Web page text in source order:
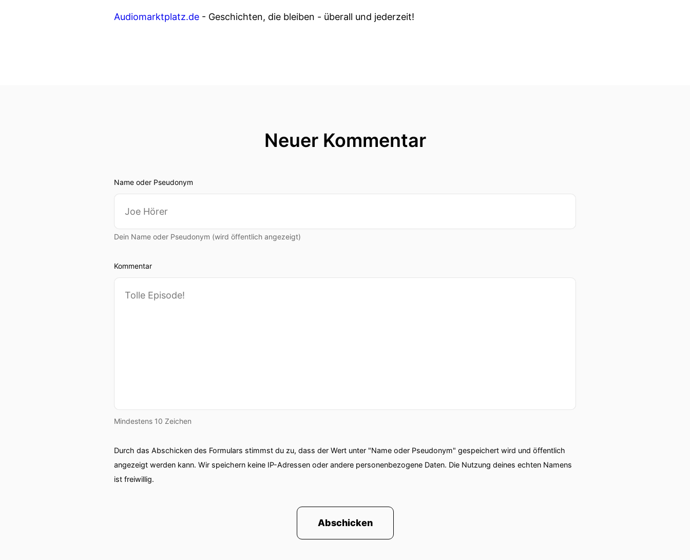
Audiomarktplatz.de - Geschichten, die bleiben - überall und jederzeit!
Neuer Kommentar
Name oder Pseudonym
Dein Name oder Pseudonym (wird öffentlich angezeigt)
Kommentar
Mindestens 10 Zeichen
Durch das Abschicken des Formulars stimmst du zu, dass der Wert unter "Name oder Pseudonym" gespeichert wird und öffentlich
angezeigt werden kann. Wir speichern keine IP-Adressen oder andere personenbezogene Daten. Die Nutzung deines echten Namens
ist freiwillig.
Abschicken